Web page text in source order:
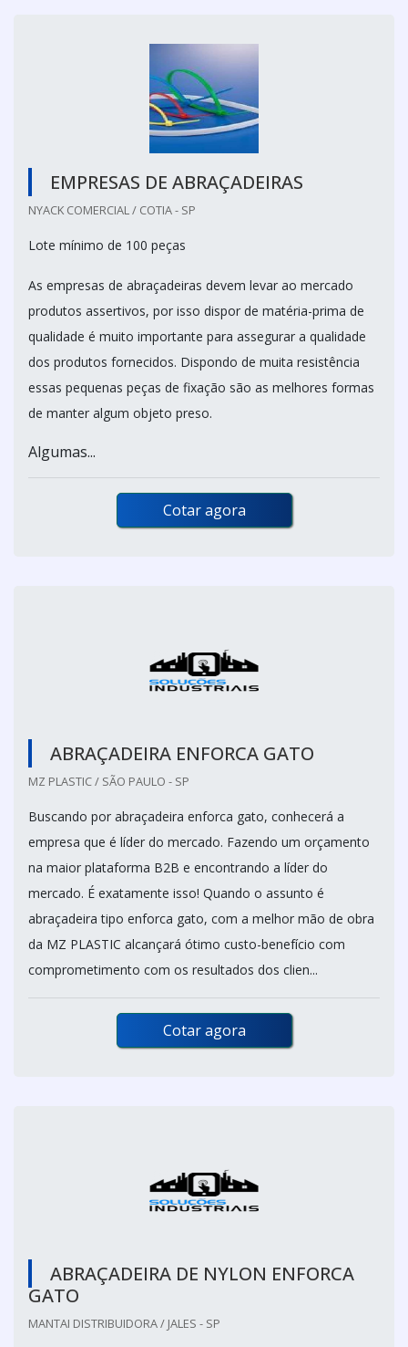
EMPRESAS DE ABRAÇADEIRAS
NYACK COMERCIAL / COTIA - SP
Lote mínimo de 100 peças
As empresas de abraçadeiras devem levar ao mercado
produtos assertivos, por isso dispor de matéria-prima de
qualidade é muito importante para assegurar a qualidade
dos produtos fornecidos. Dispondo de muita resistência
essas pequenas peças de fixação são as melhores formas
de manter algum objeto preso.
Algumas...
Cotar agora
ABRAÇADEIRA ENFORCA GATO
MZ PLASTIC / SÃO PAULO - SP
Buscando por abraçadeira enforca gato, conhecerá a
empresa que é líder do mercado. Fazendo um orçamento
na maior plataforma B2B e encontrando a líder do
mercado. É exatamente isso! Quando o assunto é
abraçadeira tipo enforca gato, com a melhor mão de obra
da MZ PLASTIC alcançará ótimo custo-benefício com
comprometimento com os resultados dos clien...
Cotar agora
ABRAÇADEIRA DE NYLON ENFORCA
GATO
MANTAI DISTRIBUIDORA / JALES - SP